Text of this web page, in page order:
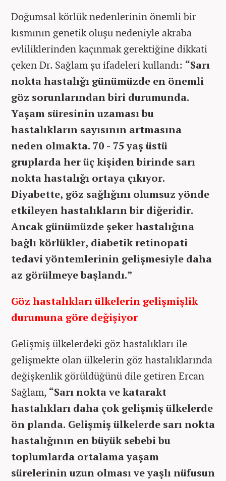
Doğumsal körlük nedenlerinin önemli bir
kısmının genetik oluşu nedeniyle akraba
evliliklerinden kaçınmak gerektiğine dikkati
çeken Dr. Sağlam şu ifadeleri kullandı: “Sarı
nokta hastalığı günümüzde en önemli
göz sorunlarından biri durumunda.
Yaşam süresinin uzaması bu
hastalıkların sayısının artmasına
neden olmakta. 70 - 75 yaş üstü
gruplarda her üç kişiden birinde sarı
nokta hastalığı ortaya çıkıyor.
Diyabette, göz sağlığını olumsuz yönde
etkileyen hastalıkların bir diğeridir.
Ancak günümüzde şeker hastalığına
bağlı körlükler, diabetik retinopati
tedavi yöntemlerinin gelişmesiyle daha
az görülmeye başlandı.”
Göz hastalıkları ülkelerin gelişmişlik
durumuna göre değişiyor
Gelişmiş ülkelerdeki göz hastalıkları ile
gelişmekte olan ülkelerin göz hastalıklarında
değişkenlik görüldüğünü dile getiren Ercan
Sağlam, “Sarı nokta ve katarakt
hastalıkları daha çok gelişmiş ülkelerde
ön planda. Gelişmiş ülkelerde sarı nokta
hastalığının en büyük sebebi bu
toplumlarda ortalama yaşam
sürelerinin uzun olması ve yaşlı nüfusun